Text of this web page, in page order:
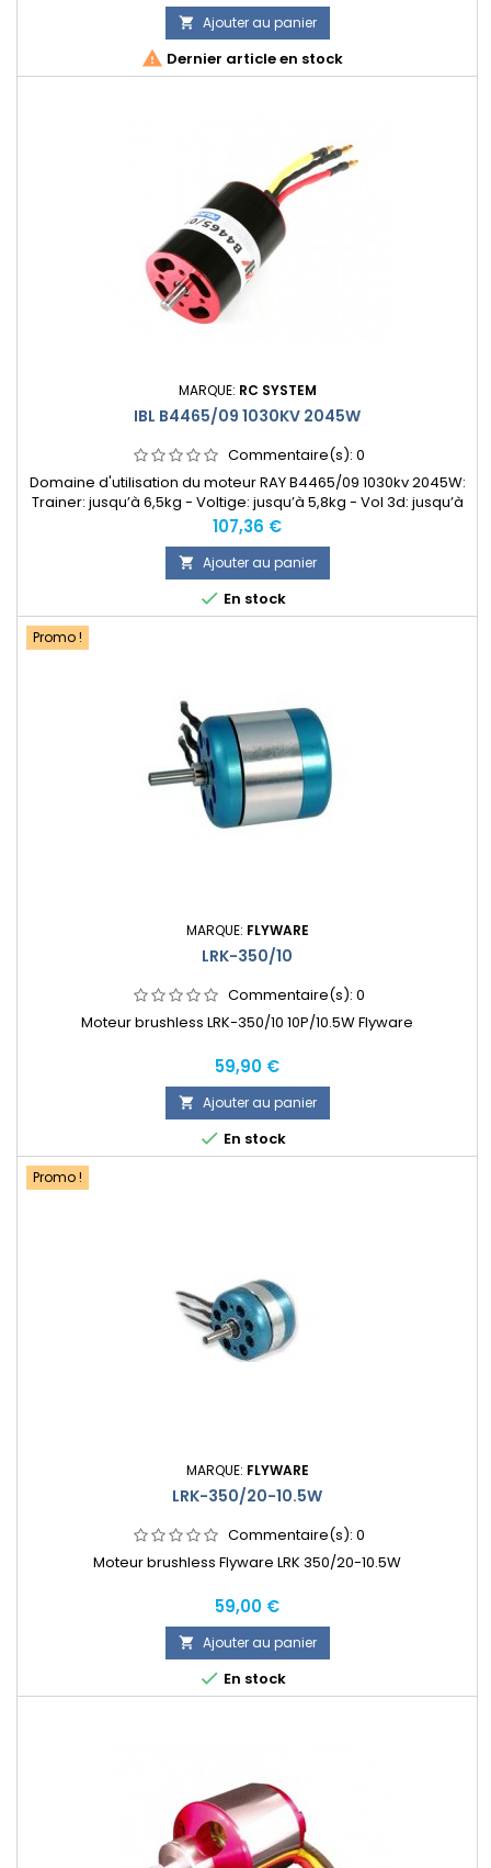
 Ajouter au panier
 Dernier article en stock
MARQUE: RC SYSTEM
IBL B4465/09 1030KV 2045W
Commentaire(s): 0
Domaine d'utilisation du moteur RAY B4465/09 1030kv 2045W:
Trainer: jusqu’à 6,5kg - Voltige: jusqu’à 5,8kg - Vol 3d: jusqu’à
4kg - Moto planeur: jusqu’à 6,5kg
Prix
107,36 €
 Ajouter au panier
 En stock
Promo !
MARQUE: FLYWARE
LRK-350/10
Commentaire(s): 0
Moteur brushless LRK-350/10 10P/10.5W Flyware
Prix
59,90 €
 Ajouter au panier
 En stock
Promo !
MARQUE: FLYWARE
LRK-350/20-10.5W
Commentaire(s): 0
Moteur brushless Flyware LRK 350/20-10.5W
Prix
59,00 €
 Ajouter au panier
 En stock